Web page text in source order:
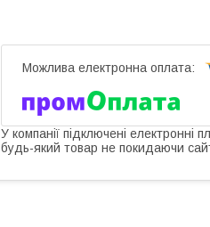
У компанії підключені електронні
будь-який товар не покидаючи